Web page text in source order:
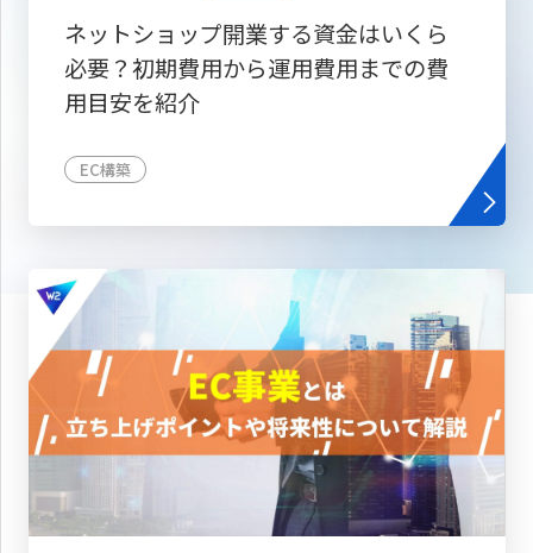
ネットショップ開業する資金はいくら
必要？初期費用から運用費用までの費
用目安を紹介
EC構築